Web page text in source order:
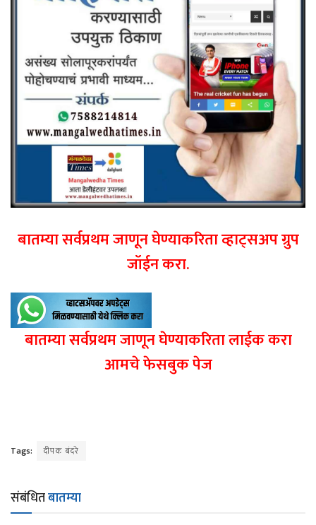
बातम्या सर्वप्रथम जाणून घेण्याकरिता व्हाट्सअप ग्रुप
जॉईन करा.
बातम्या सर्वप्रथम जाणून घेण्याकरिता लाईक करा
आमचे फेसबुक पेज
Tags: दीपक बंदरे
संबंधितबातम्या